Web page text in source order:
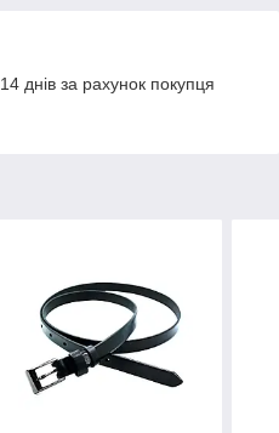
днів за рахунок покупця